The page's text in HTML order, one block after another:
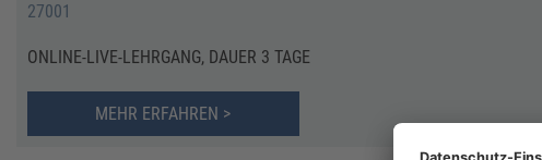
27001
ONLINE-LIVE-LEHRGANG, DAUER 3 TAGE
MEHR ERFAHREN >